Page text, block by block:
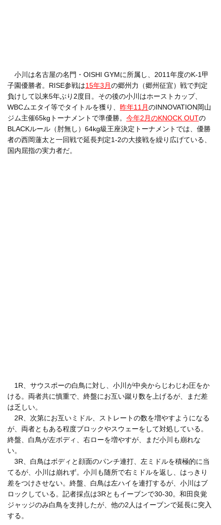
小川は名古屋の名門・OISHI GYMに所属し、2011年度のK-1甲
子園優勝者。RISE参戦は15年3月の郷州力（郷州征宜）戦で判定
負けして以来5年ぶり2度目。その後の小川はホーストカップ、
WBCムエタイ等でタイトルを獲り、 昨年11月のINNOVATION岡山
ジム主催65kgトーナメントで準優勝。 今年2月のKNOCK OUTの
BLACKルール（肘無し）64kg級王座決定トーナメントでは、優勝
者の西岡蓮太と一回戦で延長判定1-2の大接戦を繰り広げている、
国内屈指の実力者だ。
1R、サウスポーの白鳥に対し、小川が中央からじわじわ圧をか
ける。両者共に慎重で、終盤にお互い蹴り数を上げるが、まだ差
は乏しい。
2R、次第にお互いミドル、ストレートの数を増やすようになる
が、両者ともある程度ブロックやスウェーをして対処している。
終盤、白鳥が左ボディ、右ローを増やすが、まだ小川も崩れな
い。
3R、白鳥はボディと顔面のパンチ連打、左ミドルを積極的に当
てるが、小川は崩れず。小川も随所で右ミドルを返し、はっきり
差をつけさせない。終盤、白鳥は左ハイを連打するが、小川はブ
ロックしている。記者採点は3Rともイーブンで30-30。和田良覚
ジャッジのみ白鳥を支持したが、他の2人はイーブンで延長に突入
する。